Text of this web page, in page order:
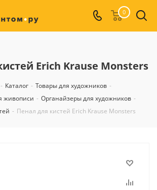
0
Erich Krause Monsters
- Каталог - Товары для художников -
живописи - Органайзеры для художников -
- Пенал для кистей Erich Krause Monsters